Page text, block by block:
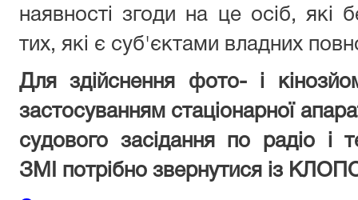
наявності згоди на це осіб, які
тих, які є суб'єктами владних
Для здійснення фото- і
застосуванням стаціонарної
судового засідання по радіо і
ЗМІ потрібно звернутися із